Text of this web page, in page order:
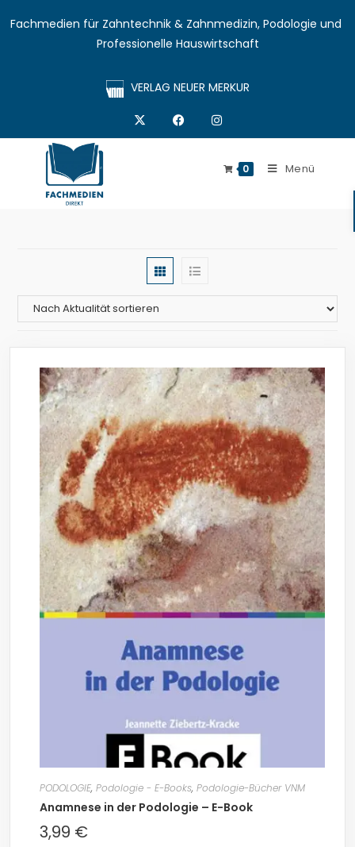
Fachmedien für Zahntechnik & Zahnmedizin, Podologie und
Professionelle Hauswirtschaft
VERLAG NEUER MERKUR
0 Menü
PODOLOGIE, Podologie - E-Books, Podologie-Bücher VNM
Anamnese in der Podologie – E-Book
3,99 €